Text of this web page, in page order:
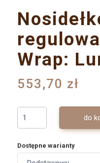
Wrap:
553,70 zł
do
Dostępne warianty